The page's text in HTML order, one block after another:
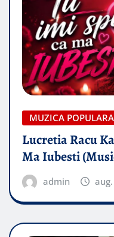
MUZICA POPULARA
Lucretia Racu
Ma Iubesti
admin